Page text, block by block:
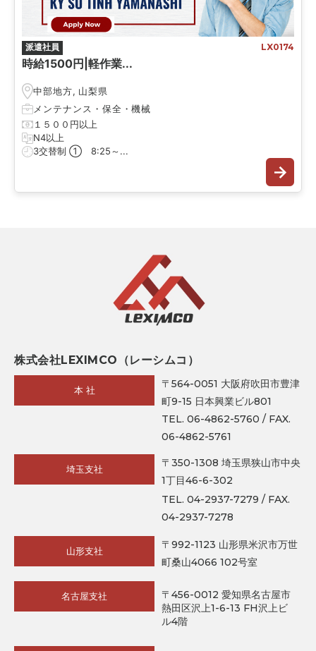
派遣社員 LX0174
時給1500円|軽作業...
中部地方, 山梨県
メンテナンス・保全 ・ 機械
１５００円以上
N4以上
3交替制 ① 8:25～...
株式会社LEXIMCO（レーシムコ）
本 社
〒564-0051 大阪府吹田市豊津
町9-15 日本興業ビル801
TEL. 06-4862-5760 / FAX.
06-4862-5761
埼玉支社
〒350-1308 埼玉県狭山市中央
1丁目46-6-302
TEL. 04-2937-7279 / FAX.
04-2937-7278
山形支社
〒992-1123 山形県米沢市万世
町桑山4066 102号室
名古屋支社
〒456-0012 愛知県名古屋市
熱田区沢上1-6-13 FH沢上ビ
ル4階